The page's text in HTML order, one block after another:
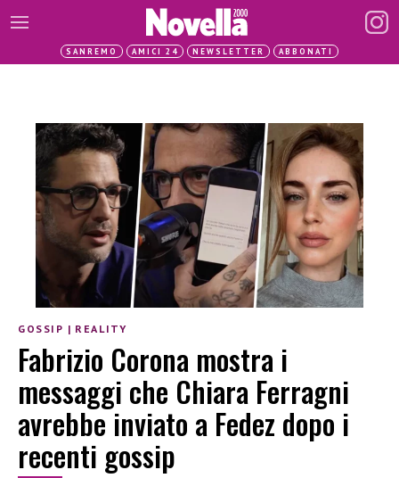
SANREMO AMICI 24 NEWSLETTER ABBONATI
GOSSIP | REALITY
Fabrizio Corona mostra i
messaggi che Chiara Ferragni
avrebbe inviato a Fedez dopo i
recenti gossip